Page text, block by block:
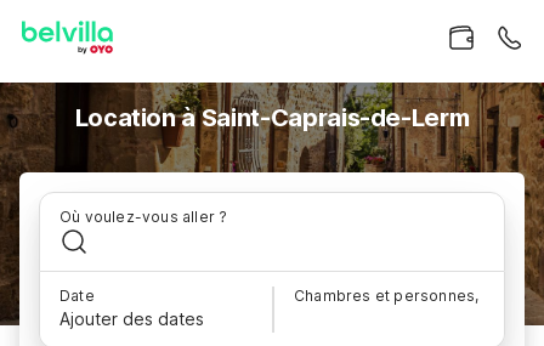
Location à Saint-Caprais-de-Lerm
Où voulez-vous aller ?
Date
Ajouter des dates
Chambres et personnes,